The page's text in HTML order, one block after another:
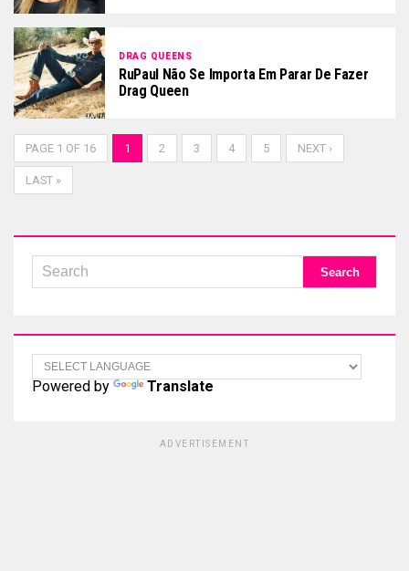
DRAG QUEENS
RuPaul Não Se Importa Em Parar De Fazer
Drag Queen
PAGE 1 OF 16 1 2 3 4 5 NEXT ›
LAST »
Powered by Translate
ADVERTISEMENT